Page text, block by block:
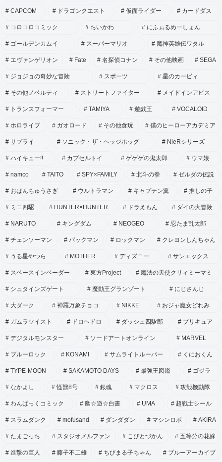
CAPCOM ドラゴンクエスト 仮面ライダー カードダス
コロコロコミック ちいかわ にふぉるめーしょん
ゴールデンカムイ スーパーマリオ 魔神英雄伝ワタル
エヴァンゲリオン Fate 名探偵コナン その他映画 SEGA
ジョジョの奇妙な冒険 スポーツ 星のカービィ
その他ノベルティ ストリートファイター メイドインアビス
トランスフォーマー TAMIYA 遊戯王 VOCALOID
ホロライブ ガオロード その他食玩 僕のヒーローアカデミア
サプライ ソニック・ザ・ヘッジホッグ NieRシリーズ
ハイキュー!! カプセルトイ ゲゲゲの鬼太郎 ウマ娘
namco TAITO SPY×FAMILY 北斗の拳 ゼルダの伝説
おぱんちゅうさぎ ウルトラマン キャプテン翼 推しの子
ミニ四駆 HUNTER×HUNTER ドラえもん ダイの大冒険
NARUTO キングダム NEOGEO 忍たま乱太郎
チェンソーマン パックマン ロックマン クレヨンしんちゃん
うる星やつら MOTHER ディズニー サンエックス
スペースインベーダー 東方Project 魔法の天使クリィミーマミ
シュタインズゲート 魔動王グランゾート にじさんじ
大ダーク 神羅万象チョコ NIKKE おジャ魔女どれみ
ガムラツイスト ドロヘドロ ダッシュ四駆郎 プリキュア
デジタルモンスター ソードアートオンライン MARVEL
ブルーロック KONAMI サムライトルーパー くにおくん
TYPE-MOON SAKAMOTO DAYS 最強王図鑑 ゴジラ
なかよし 怪獣8号 銀魂 マクロス 攻殻機動隊
わんぱっくコミック 幽☆遊☆白書 UMA 超戦士シール
スラムダンク mofusand ダンダダン マシンロボ AKIRA
たまごっち スタジオメルファン こびとづかん 五等分の花嫁
進撃の巨人 藤子不二雄 ちびまる子ちゃん ブルーアーカイブ